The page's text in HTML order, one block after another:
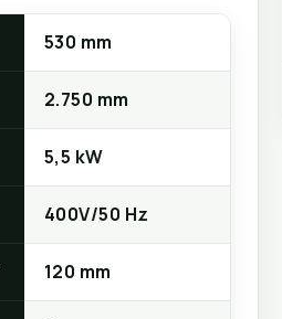
530 mm
2.750 mm
5,5 kW
400V/50 Hz
120 mm